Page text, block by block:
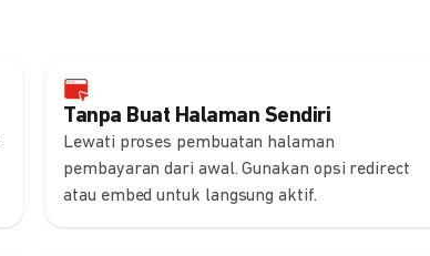
Tanpa Buat Halaman Sendiri
Lewati proses pembuatan halaman
pembayaran dari awal. Gunakan opsi redirect
atau embed untuk langsung aktif.